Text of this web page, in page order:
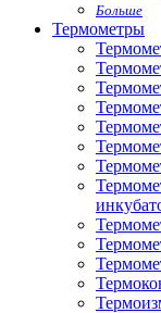
Больше
Термометры